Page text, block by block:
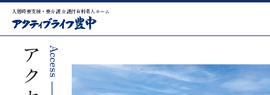
入居時要支援・要介護 介護付有料老人ホーム